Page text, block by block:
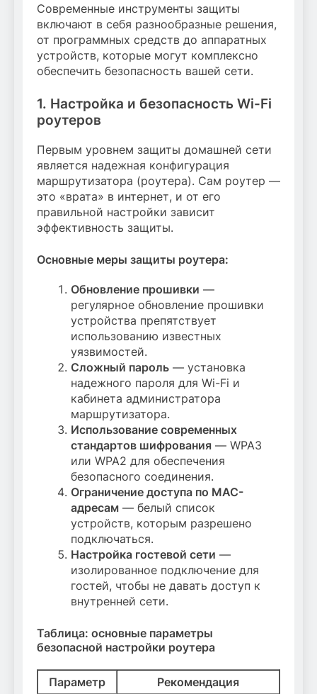
Современные инструменты защиты
включают в себя разнообразные решения,
от программных средств до аппаратных
устройств, которые могут комплексно
обеспечить безопасность вашей сети.
1. Настройка и безопасность Wi-Fi
роутеров
Первым уровнем защиты домашней сети
является надежная конфигурация
маршрутизатора (роутера). Сам роутер —
это «врата» в интернет, и от его
правильной настройки зависит
эффективность защиты.
Основные меры защиты роутера:
Обновление прошивки —
регулярное обновление прошивки
устройства препятствует
использованию известных
уязвимостей.
Сложный пароль — установка
надежного пароля для Wi-Fi и
кабинета администратора
маршрутизатора.
Использование современных
стандартов шифрования — WPA3
или WPA2 для обеспечения
безопасного соединения.
Ограничение доступа по MAC-
адресам — белый список
устройств, которым разрешено
подключаться.
Настройка гостевой сети —
изолированное подключение для
гостей, чтобы не давать доступ к
внутренней сети.
Таблица: основные параметры
безопасной настройки роутера
Параметр Рекомендация